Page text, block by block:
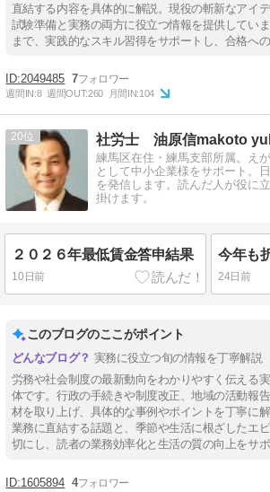
直結する内容を具体的に解説。現役の斬新なアイ
試験準備と実務の両方に役立つ情報を提供してい
まで、実践的なスキル習得をサポートし、合格へ
2049485 7
週間IN:8 週間OUT:260 月間IN:104
20 社労士 油原信makoto
練馬区在住・練馬支部所属。え
として中小企業様をサポート。
を発信します。読んだ人が役に
掛けます。
２０２６年最低賃金答申結果
10日前
今年も
24日前
このブログのここがポイント
実務に役立つ旬の情報を丁寧解説
労務や社会制度の最新動向をわかりやすく伝える
体です。行政の手続きや制度改正、地域の活動報
材を取り上げ、具体的な事例やポイントを丁寧に
業務に直結する話題と、季節や生活に根ざしたエ
切にし、読者の業務効率化と生活の質の向上をサポ
1605894 4